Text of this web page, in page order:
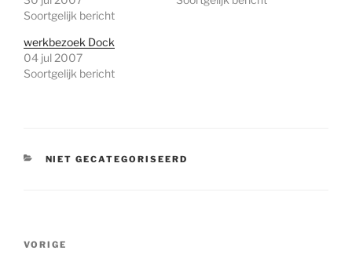
Soortgelijk bericht
werkbezoek Dock
04 jul 2007
Soortgelijk bericht
CATEGORIEËN
NIET GECATEGORISEERD
Vorig
VORIGE